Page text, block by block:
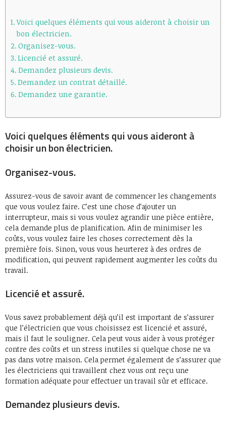
Voici quelques éléments qui vous aideront à choisir un
bon électricien.
Organisez-vous.
Licencié et assuré.
Demandez plusieurs devis.
Demandez un contrat détaillé.
Demandez une garantie.
Voici quelques éléments qui vous aideront à
choisir un bon électricien.
Organisez-vous.
Assurez-vous de savoir avant de commencer les changements
que vous voulez faire. C’est une chose d’ajouter un
interrupteur, mais si vous voulez agrandir une pièce entière,
cela demande plus de planification. Afin de minimiser les
coûts, vous voulez faire les choses correctement dès la
première fois. Sinon, vous vous heurterez à des ordres de
modification, qui peuvent rapidement augmenter les coûts du
travail.
Licencié et assuré.
Vous savez probablement déjà qu’il est important de s’assurer
que l’électricien que vous choisissez est licencié et assuré,
mais il faut le souligner. Cela peut vous aider à vous protéger
contre des coûts et un stress inutiles si quelque chose ne va
pas dans votre maison. Cela permet également de s’assurer que
les électriciens qui travaillent chez vous ont reçu une
formation adéquate pour effectuer un travail sûr et efficace.
Demandez plusieurs devis.